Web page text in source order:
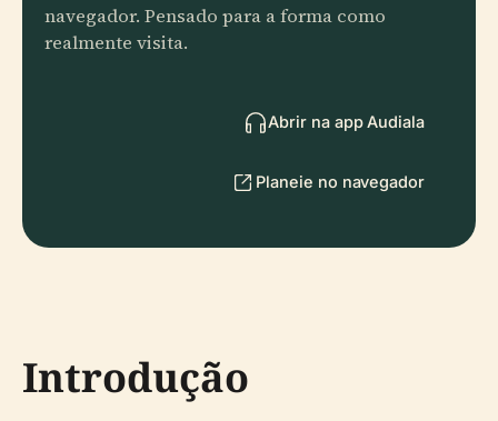
navegador. Pensado para a forma como
realmente visita.
Abrir na app Audiala
Planeie no navegador
Introdução